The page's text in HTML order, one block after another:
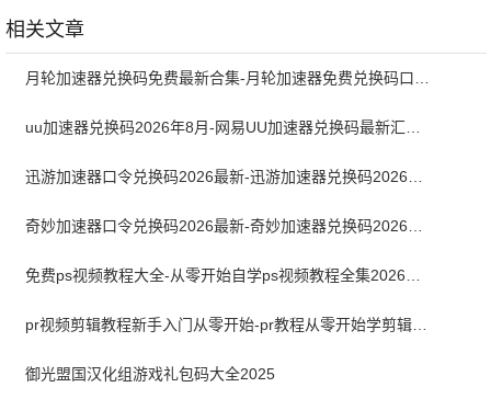
相关文章
pr视频剪辑教程新手入门从零开始-pr教程从零开始学剪辑全集免费
御光盟国汉化组游戏礼包码大全2025